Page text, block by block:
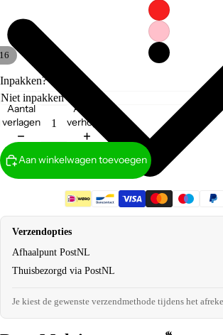
Inpakken?
Aantal
verlagen
Aantal
verhogen
Aan winkelwagen toevoegen
Verzendopties
Afhaalpunt PostNL
Thuisbezorgd via PostNL
Je kiest de gewenste verzendmethode tijdens het